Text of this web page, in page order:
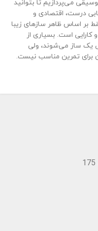
می‌پردازیم تا بتوانید
درست، اقتصادی و
۱. خرید ساز فقط بر اساس ظاهر سازهای زیبا
کارایی است. بسیاری از
یک ساز می‌شوند، ولی
برای تمرین مناسب نیست.